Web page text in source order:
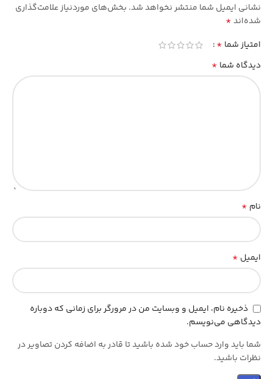
نشانی ایمیل شما منتشر نخواهد شد. بخش‌های موردنیاز علامت‌گذاری
شده‌اند*
امتیاز شما *
دیدگاه شما *
نام *
ایمیل *
ذخیره نام، ایمیل و وبسایت من در مرورگر برای زمانی که دوباره
دیدگاهی می‌نویسم.
شما باید وارد حساب خود شده باشید تا قادر به اضافه کردن تصاویر در
نظرات باشید.